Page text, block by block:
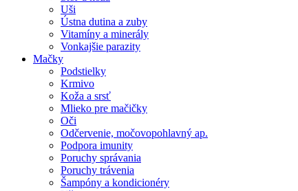
Uši
Ústna dutina a zuby
Vitamíny a minerály
Vonkajšie parazity
Mačky
Podstielky
Krmivo
Koža a srsť
Mlieko pre mačičky
Oči
Odčervenie, močovopohlavný ap.
Podpora imunity
Poruchy správania
Poruchy trávenia
Šampóny a kondicionéry